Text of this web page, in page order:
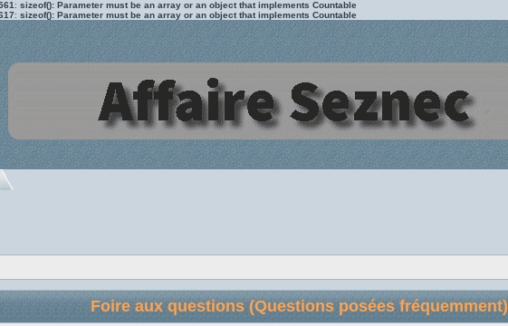
: sizeof(): Parameter must be an array or an object that implements Countable
: sizeof(): Parameter must be an array or an object that implements Countable
Foire aux questions (Questions posées fréquemment)